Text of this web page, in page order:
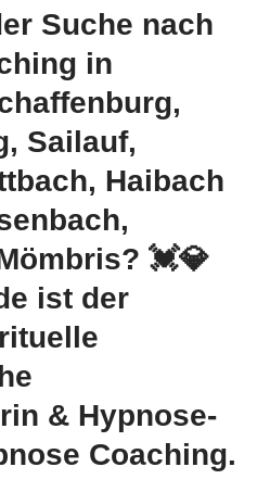
Suche nach
in
Sailauf,
Haibach
💓️💎
ist der
& Hypnose-
Coaching.